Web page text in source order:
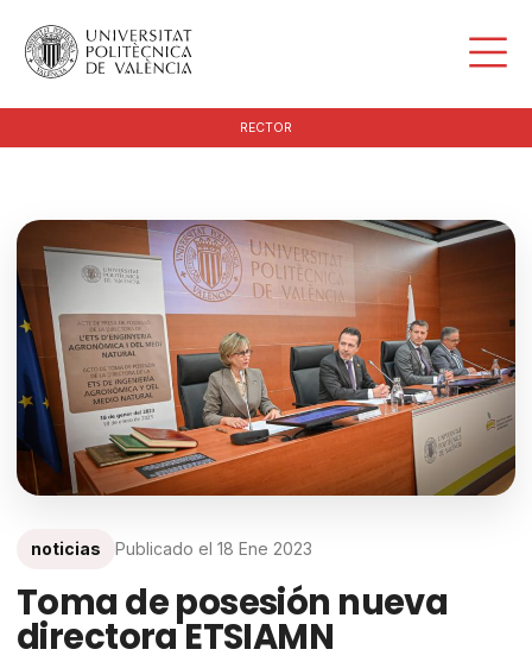
RECTOR
noticias Publicado el 18 Ene 2023
Toma de posesión nueva
directora ETSIAMN